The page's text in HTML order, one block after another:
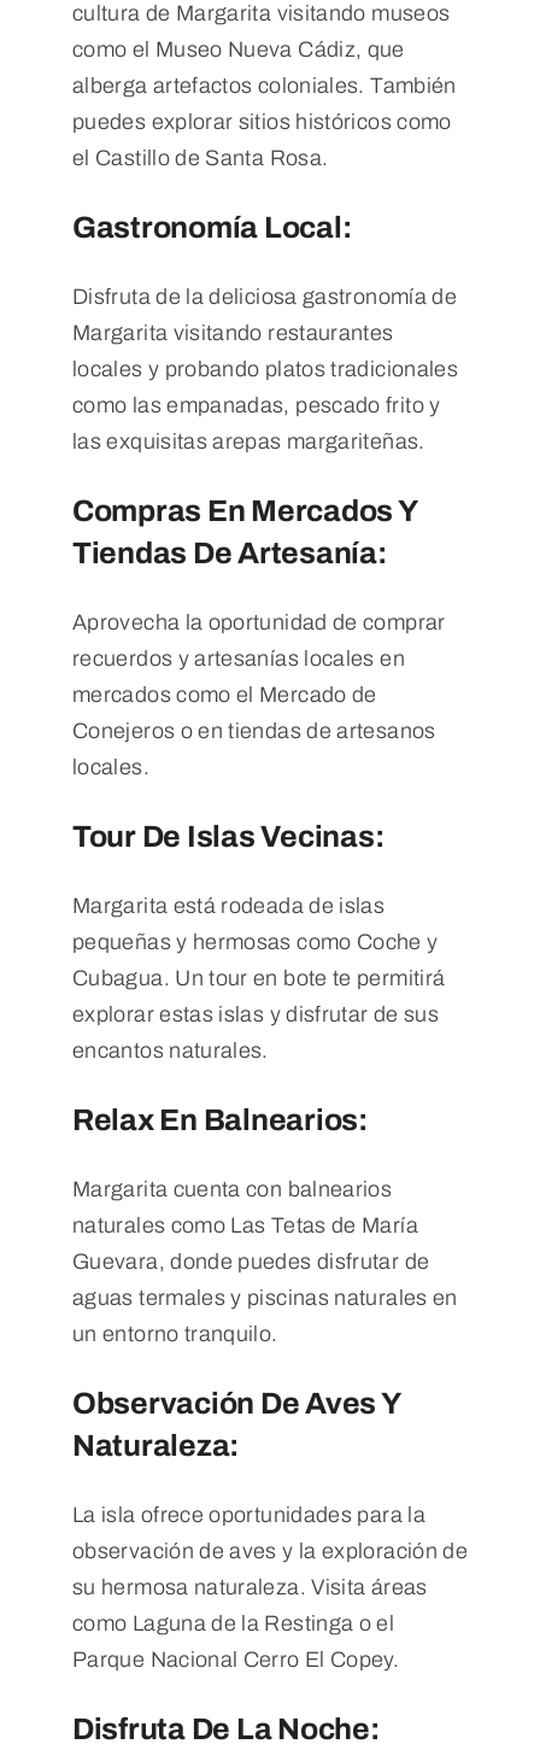
cultura de Margarita visitando museos
como el Museo Nueva Cádiz, que
alberga artefactos coloniales. También
puedes explorar sitios históricos como
el Castillo de Santa Rosa.
Gastronomía Local:
Disfruta de la deliciosa gastronomía de
Margarita visitando restaurantes
locales y probando platos tradicionales
como las empanadas, pescado frito y
las exquisitas arepas margariteñas.
Compras En Mercados Y
Tiendas De Artesanía:
Aprovecha la oportunidad de comprar
recuerdos y artesanías locales en
mercados como el Mercado de
Conejeros o en tiendas de artesanos
locales.
Tour De Islas Vecinas:
Margarita está rodeada de islas
pequeñas y hermosas como Coche y
Cubagua. Un tour en bote te permitirá
explorar estas islas y disfrutar de sus
encantos naturales.
Relax En Balnearios:
Margarita cuenta con balnearios
naturales como Las Tetas de María
Guevara, donde puedes disfrutar de
aguas termales y piscinas naturales en
un entorno tranquilo.
Observación De Aves Y
Naturaleza:
La isla ofrece oportunidades para la
observación de aves y la exploración de
su hermosa naturaleza. Visita áreas
como Laguna de la Restinga o el
Parque Nacional Cerro El Copey.
Disfruta De La Noche: